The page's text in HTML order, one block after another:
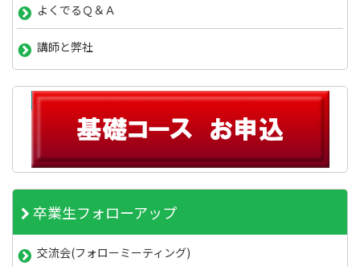
よくでるＱ＆Ａ
講師と弊社
卒業生フォローアップ
交流会(フォローミーティング)